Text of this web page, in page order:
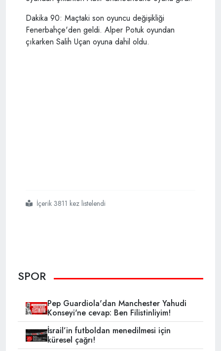
Dakika 90: Maçtaki son oyuncu değişikliği
Fenerbahçe'den geldi. Alper Potuk oyundan
çıkarken Salih Uçan oyuna dahil oldu.
#fenerbahçe
#galatasaray
#2 İçerik 3811 kez listelendi
SPOR
Pep Guardiola'dan Manchester Yahudi
Konseyi'ne cevap: Ben Filistinliyim!
İsrail’in futboldan menedilmesi için
küresel çağrı!